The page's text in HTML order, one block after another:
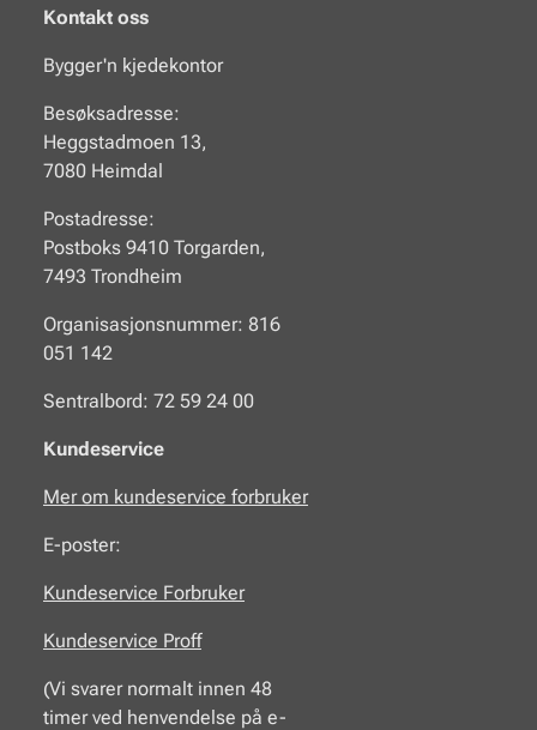
Kontakt oss
Bygger'n kjedekontor
Besøksadresse:
Heggstadmoen 13,
7080 Heimdal
Postadresse:
Postboks 9410 Torgarden,
7493 Trondheim
Organisasjonsnummer: 816
051 142
Sentralbord: 72 59 24 00
Kundeservice
Mer om kundeservice forbruker
E-poster:
Kundeservice Forbruker
Kundeservice Proff
(Vi svarer normalt innen 48
timer ved henvendelse på e-